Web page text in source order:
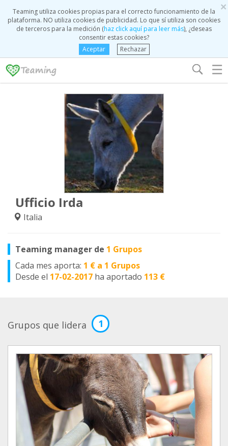
×
Teaming utiliza cookies propias para el correcto funcionamiento de la
plataforma. NO utiliza cookies de publicidad. Lo que sí utiliza son cookies
de terceros para la medición (haz click aquí para leer más), ¿deseas
consentir estas cookies?
Aceptar
Rechazar
☰
Ufficio Irda
Italia
Teaming manager de 1 Grupos
Cada mes aporta: 1 € a 1 Grupos
Desde el 17-02-2017 ha aportado 113 €
Grupos que lidera 1